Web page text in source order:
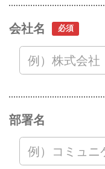
会社名
部署名